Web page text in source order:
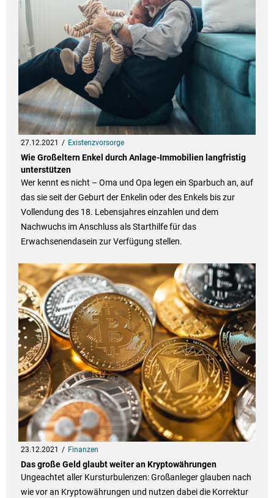
27.12.2021 Existenzvorsorge
Wie Großeltern Enkel durch Anlage-Immobilien langfristig
unterstützen
Wer kennt es nicht – Oma und Opa legen ein Sparbuch an, auf
das sie seit der Geburt der Enkelin oder des Enkels bis zur
Vollendung des 18. Lebensjahres einzahlen und dem
Nachwuchs im Anschluss als Starthilfe für das
Erwachsenendasein zur Verfügung stellen.
23.12.2021 Finanzen
Das große Geld glaubt weiter an Kryptowährungen
Ungeachtet aller Kursturbulenzen: Großanleger glauben nach
wie vor an Kryptowährungen und nutzen dabei die Korrektur